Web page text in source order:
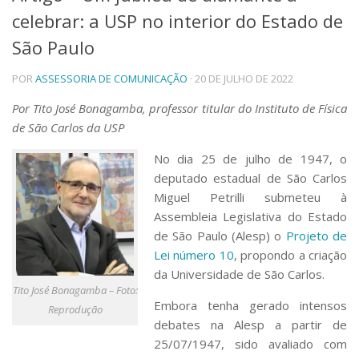
Telefones e Mapas
Pessoas
Ensino
Graduação
Educação a distância
Cursos de Extensão
Pesquisa e Inovação
Linhas de Pesquisa
Centros, Núcleos e Projetos em Rede
Pós-doutorado
Iniciação Científica
Transferência de Tecnologia
Empresas Juniores
Extensão à Comunidade
Projetos, Programas e Cursos
Artes, Cultura e Esportes
Museus e Espaços Interativos
celebrar: a USP no interior do Estado de
São Paulo
PORASSESSORIA DE COMUNICAÇÃO · 20 DE JULHO DE 2022
Por Tito José Bonagamba, professor titular do Instituto de Física
de São Carlos da USP
Tito José Bonagamba – Foto:
Reprodução
No dia 25 de julho de 1947, o
deputado estadual de São Carlos
Miguel Petrilli submeteu à
Assembleia Legislativa do Estado
de São Paulo (Alesp) o Projeto de
Lei número 10, propondo a criação
da Universidade de São Carlos.
Embora tenha gerado intensos
debates na Alesp a partir de
25/07/1947, sido avaliado com